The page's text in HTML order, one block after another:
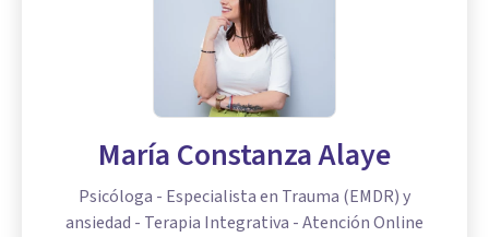
María Constanza Alaye
Psicóloga - Especialista en Trauma (EMDR) y
ansiedad - Terapia Integrativa - Atención Online